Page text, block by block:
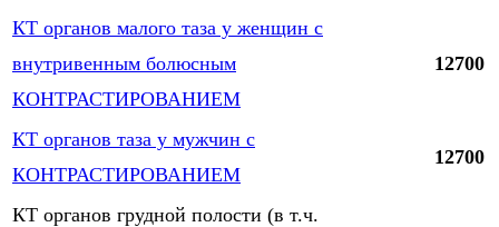
КТ органов малого таза у женщин с
внутривенным болюсным
КОНТРАСТИРОВАНИЕМ
12700
КТ органов таза у мужчин с
КОНТРАСТИРОВАНИЕМ
12700
КТ органов грудной полости (в т.ч.